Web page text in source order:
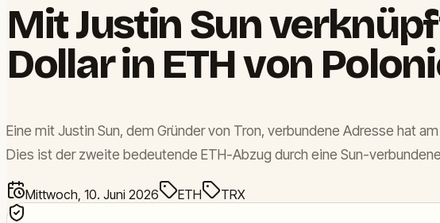
Mit Justin Sun
Dollar in ETH von
Eine mit Justin Sun, dem Gründer von Tron, verbundene Adresse hat
Dies ist der zweite bedeutende ETH-Abzug durch eine Sun-
Mittwoch, 10. Juni 2026 ETH TRX